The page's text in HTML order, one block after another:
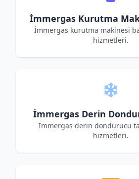
İmmergas Kurutma
İmmergas kurutma makinesi
hizmetleri.
İmmergas Derin
İmmergas derin dondurucu
hizmetleri.